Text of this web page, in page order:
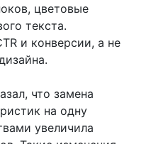
цветовые
текста.
и конверсии, а не
что замена
на одну
увеличила